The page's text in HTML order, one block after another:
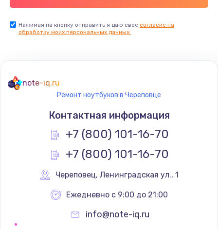
Нажимая на кнопку отправить я даю свое согласие на
обработку моих персональных данных.
note-iq.ru
Ремонт ноутбуков в Череповце
Контактная информация
+7 (800) 101-16-70
+7 (800) 101-16-70
Череповец, Ленинградская ул., 1
Ежедневно с 9:00 до 21:00
info@note-iq.ru